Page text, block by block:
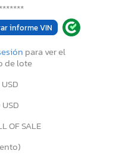
informe VIN
para ver el
de lote
OF SALE